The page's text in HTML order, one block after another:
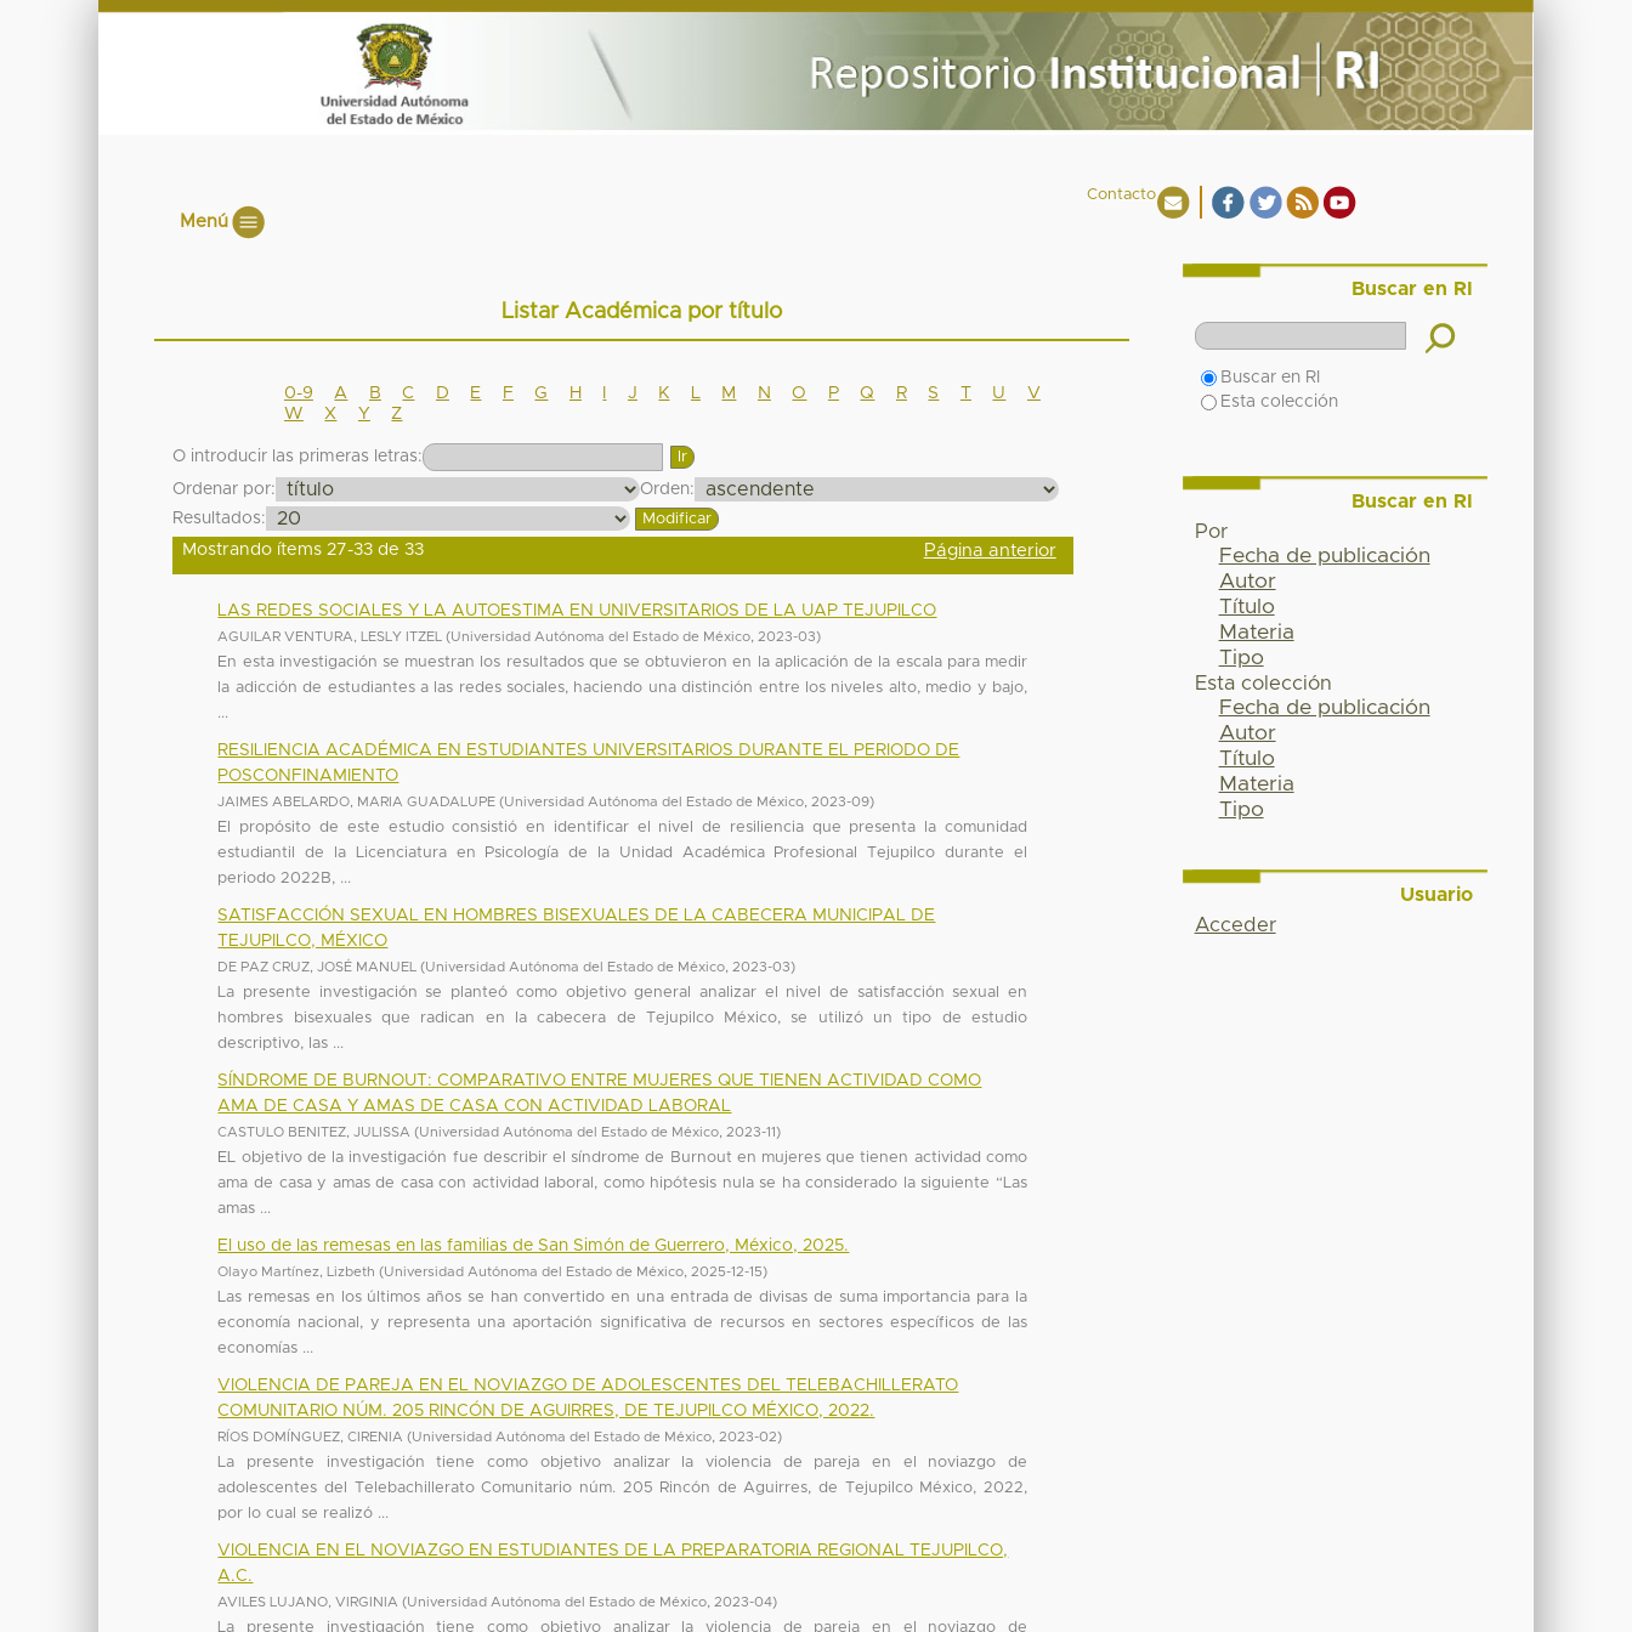
Contacto
Menú
Listar Académica por título
0-9 A B C D E F G H J K M N O P Q R S T U
V
W
X Y Z
O introducir las primeras letras:
Ordenar por:
Orden:
Resultados:
Mostrando ítems 27-33 de 33
Página anterior
LAS REDES SOCIALES Y LA AUTOESTIMA EN UNIVERSITARIOS DE LA UAP TEJUPILCO
AGUILAR VENTURA, LESLY ITZEL (Universidad Autónoma del Estado de México 2023-03)
En esta investigación se muestran los resultados que se obtuvieron en la aplicación de la escala para medir
la adicción de estudiantes a las redes sociales, haciendo una distinción entre los niveles alto, medio y bajo,
...
RESILIENCIA ACADÉMICA EN ESTUDIANTES UNIVERSITARIOS DURANTE EL PERIODO DE
POSCONFINAMIENTO
JAIMES ABELARDO, MARIA GUADALUPE (Universidad Autónoma del Estado de México 2023-09)
El propósito de este estudio consistió en identificar el nivel de resiliencia que presenta la comunidad
estudiantil de la Licenciatura en Psicología de la Unidad Académica Profesional Tejupilco durante el
periodo 2022B, ...
SATISFACCIÓN SEXUAL EN HOMBRES BISEXUALES DE LA CABECERA MUNICIPAL DE
TEJUPILCO, MÉXICO
DE PAZ CRUZ, JOSÉ MANUEL (Universidad Autónoma del Estado de México 2023-03)
La presente investigación se planteó como objetivo general analizar el nivel de satisfacción sexual en
hombres bisexuales que radican en la cabecera de Tejupilco México, se utilizó un tipo de estudio
descriptivo, las ...
SÍNDROME DE BURNOUT: COMPARATIVO ENTRE MUJERES QUE TIENEN ACTIVIDAD COMO
AMA DE CASA Y AMAS DE CASA CON ACTIVIDAD LABORAL
CASTULO BENITEZ, JULISSA (Universidad Autónoma del Estado de México 2023-11)
EL objetivo de la investigación fue describir el síndrome de Burnout en mujeres que tienen actividad como
ama de casa y amas de casa con actividad laboral, como hipótesis nula se ha considerado la siguiente “Las
amas ...
El uso de las remesas en las familias de San Simón de Guerrero, México, 2025.
Olayo Martínez, Lizbeth (Universidad Autónoma del Estado de México 2025-12-15)
Las remesas en los últimos años se han convertido en una entrada de divisas de suma importancia para la
economía nacional, y representa una aportación significativa de recursos en sectores específicos de las
economías ...
VIOLENCIA DE PAREJA EN EL NOVIAZGO DE ADOLESCENTES DEL TELEBACHILLERATO
COMUNITARIO NÚM. 205 RINCÓN DE AGUIRRES, DE TEJUPILCO MÉXICO, 2022.
RÍOS DOMÍNGUEZ, CIRENIA (Universidad Autónoma del Estado de México 2023-02)
La presente investigación tiene como objetivo analizar la violencia de pareja en el noviazgo de
adolescentes del Telebachillerato Comunitario núm. 205 Rincón de Aguirres, de Tejupilco México, 2022,
por lo cual se realizó ...
VIOLENCIA EN EL NOVIAZGO EN ESTUDIANTES DE LA PREPARATORIA REGIONAL TEJUPILCO,
A.C.
AVILES LUJANO, VIRGINIA (Universidad Autónoma del Estado de México 2023-04)
La presente investigación tiene como objetivo analizar la violencia de pareja en el noviazgo de
Buscar en RI
Buscar en RI
Esta colección
Buscar en RI
Por
Fecha de publicación
Autor
Título
Materia
Tipo
Esta colección
Fecha de publicación
Autor
Título
Materia
Tipo
Usuario
Acceder